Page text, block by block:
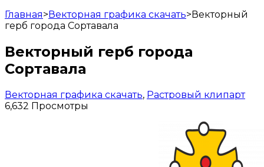
Главная>Векторная графика скачать>Векторный
герб города Сортавала
Векторный герб города
Сортавала
Векторная графика скачать, Растровый клипарт
6,632 Просмотры